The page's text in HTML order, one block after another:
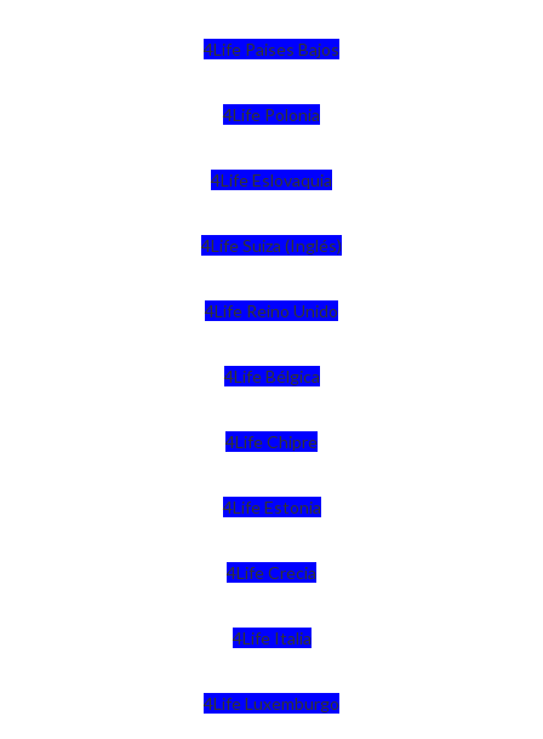
4Life Paises Bajos
4Life Polonia
4Life Eslovaquia
4Life Suiza (Inglés)
4Life Reino Unido
4Life Bélgica
4Life Chipre
4Life Estonia
4Life Crecia
4Life Italia
4Life Luxemburgo